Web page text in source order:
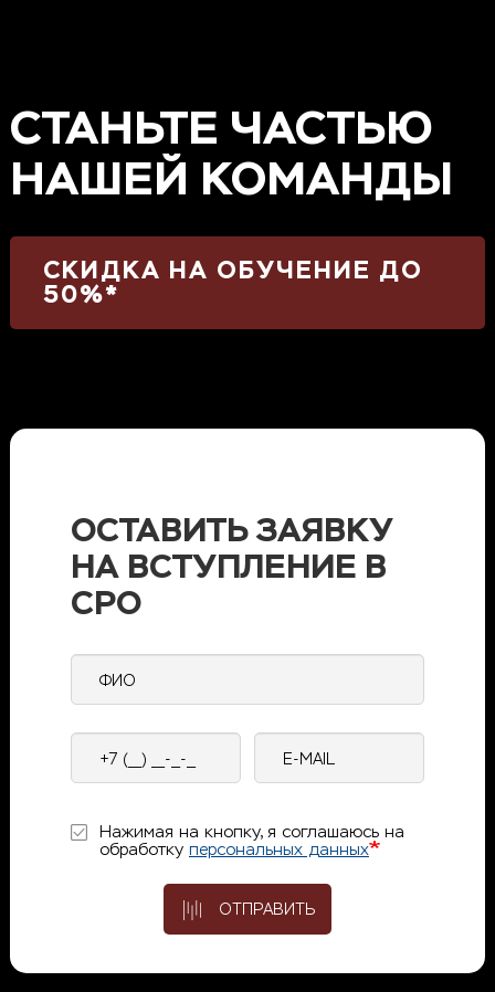
СТАНЬТЕ ЧАСТЬЮ
НАШЕЙ КОМАНДЫ
СКИДКА НА ОБУЧЕНИЕ ДО
50%*
ОСТАВИТЬ ЗАЯВКУ
НА ВСТУПЛЕНИЕ В
СРО
телефон
mail
Нажимая на кнопку, я соглашаюсь на
обработку персональных данных
ОТПРАВИТЬ